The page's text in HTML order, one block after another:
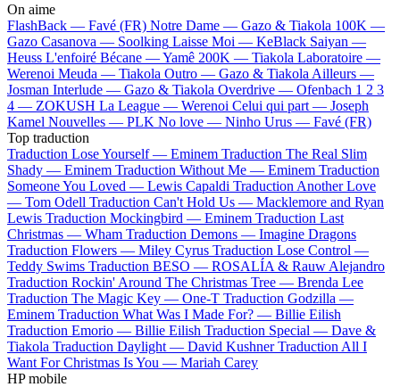
On aime
FlashBack — Favé (FR) Notre Dame — Gazo & Tiakola 100K —
Gazo Casanova — Soolking Laisse Moi — KeBlack Saiyan —
Heuss L'enfoiré Bécane —Yamê 200K — Tiakola Laboratoire —
Werenoi Meuda — Tiakola Outro — Gazo & Tiakola Ailleurs —
Josman Interlude — Gazo & Tiakola Overdrive — Ofenbach 1 2 3
4 — ZOKUSH La League — Werenoi Celui qui part — Joseph
Kamel Nouvelles — PLK No love — Ninho Urus — Favé (FR)
Top traduction
Traduction Lose Yourself — Eminem Traduction The Real Slim
Shady — Eminem Traduction Without Me — Eminem Traduction
Someone You Loved — Lewis Capaldi Traduction Another Love
— Tom Odell Traduction Can't Hold Us — Macklemore and Ryan
Lewis Traduction Mockingbird — Eminem Traduction Last
Christmas — Wham Traduction Demons — Imagine Dragons
Traduction Flowers — Miley Cyrus Traduction Lose Control —
Teddy Swims Traduction BESO — ROSALÍA & Rauw Alejandro
Traduction Rockin' Around The Christmas Tree — Brenda Lee
Traduction The Magic Key — One-T Traduction Godzilla —
Eminem Traduction What Was I Made For? — Billie Eilish
Traduction Emorio — Billie Eilish Traduction Special — Dave &
Tiakola Traduction Daylight — David Kushner Traduction All I
Want For Christmas Is You — Mariah Carey
HP mobile